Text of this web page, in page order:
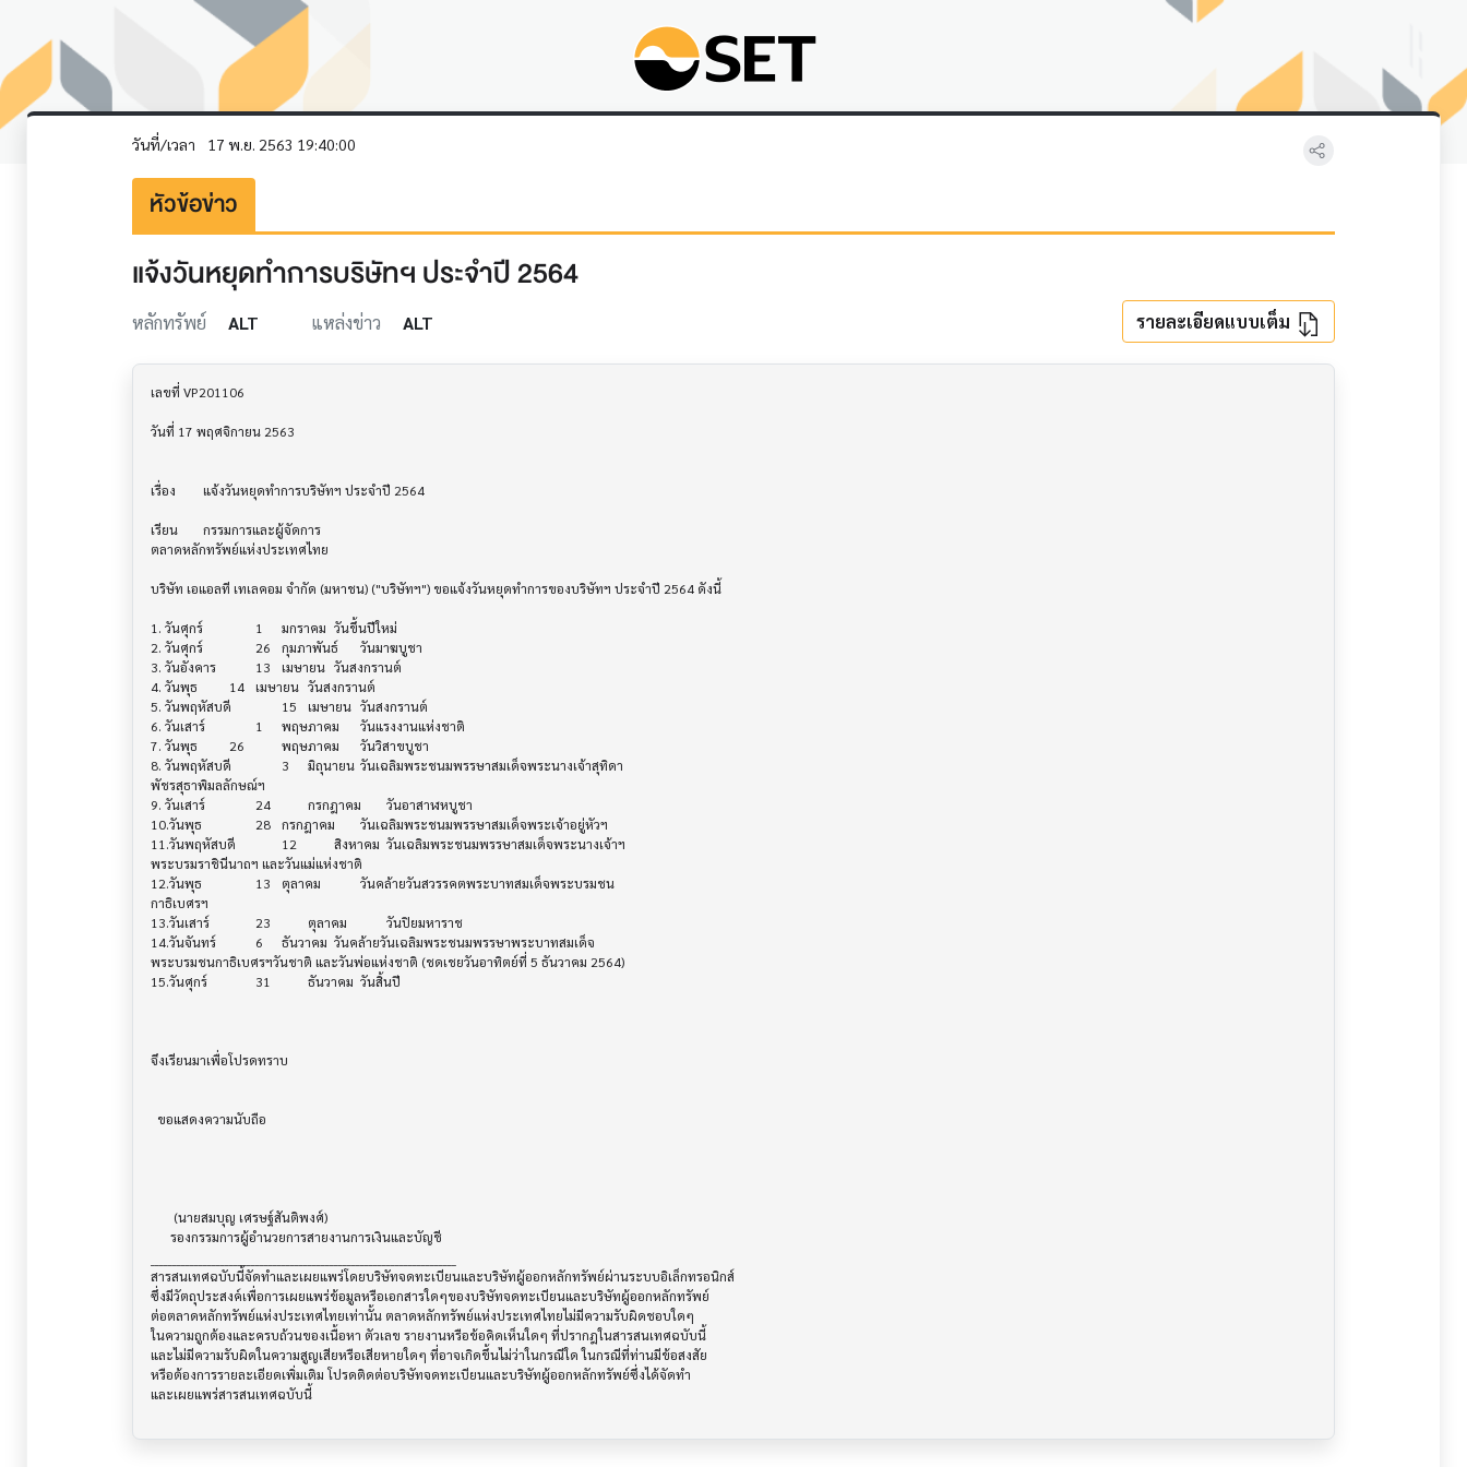
วันที่/เวลา 17 พ.ย. 2563 19:40:00
หัวข้อข่าว
แจ้งวันหยุดทำการบริษัทฯ ประจำปี 2564
หลักทรัพย์ ALT แหล่งข่าว ALT รายละเอียดแบบเต็ม
เลขที่ VP201106
วันที่ 17 พฤศจิกายน 2563
เรื่อง	แจ้งวันหยุดทำการบริษัทฯ ประจำปี 2564
เรียน	กรรมการและผู้จัดการ
ตลาดหลักทรัพย์แห่งประเทศไทย
บริษัท เอแอลที เทเลคอม จำกัด (มหาชน) ("บริษัทฯ") ขอแจ้งวันหยุดทำการของบริษัทฯ ประจำปี 2564 ดังนี้
1. วันศุกร์		1	มกราคม 	วันขึ้นปีใหม่
2. วันศุกร์	 	26 	กุมภาพันธ์	วันมาฆบูชา
3. วันอังคาร		13  	เมษายน 	วันสงกรานต์
4. วันพุธ	 	14  	เมษายน 	วันสงกรานต์
5. วันพฤหัสบดี		15  	เมษายน 	วันสงกรานต์
6. วันเสาร์	  	1     	พฤษภาคม 	วันแรงงานแห่งชาติ
7. วันพุธ		26   	พฤษภาคม 	วันวิสาขบูชา
8. วันพฤหัสบดี		3	มิถุนายน	วันเฉลิมพระชนมพรรษาสมเด็จพระนางเจ้าสุทิดา
พัชรสุธาพิมลลักษณ์ฯ
9. วันเสาร์		24   	กรกฎาคม	วันอาสาฬหบูชา
10.วันพุธ		28 	กรกฎาคม	วันเฉลิมพระชนมพรรษาสมเด็จพระเจ้าอยู่หัวฯ
11.วันพฤหัสบดี		12   	สิงหาคม	วันเฉลิมพระชนมพรรษาสมเด็จพระนางเจ้าฯ
พระบรมราชินีนาถฯ และวันแม่แห่งชาติ
12.วันพุธ		13	ตุลาคม		วันคล้ายวันสวรรคตพระบาทสมเด็จพระบรมชน
กาธิเบศรฯ
13.วันเสาร์	 	23   	ตุลาคม 		วันปิยมหาราช
14.วันจันทร์	 	6     	ธันวาคม 	วันคล้ายวันเฉลิมพระชนมพรรษาพระบาทสมเด็จ
พระบรมชนกาธิเบศรฯวันชาติ และวันพ่อแห่งชาติ (ชดเชยวันอาทิตย์ที่ 5 ธันวาคม 2564)
15.วันศุกร์		31   	ธันวาคม 	วันสิ้นปี
จึงเรียนมาเพื่อโปรดทราบ
สารสนเทศฉบับนี้จัดทำและเผยแพร่โดยบริษัทจดทะเบียนและบริษัทผู้ออกหลักทรัพย์ผ่านระบบอิเล็กทรอนิกส์
ซึ่งมีวัตถุประสงค์เพื่อการเผยแพร่ข้อมูลหรือเอกสารใดๆของบริษัทจดทะเบียนและบริษัทผู้ออกหลักทรัพย์
ต่อตลาดหลักทรัพย์แห่งประเทศไทยเท่านั้น ตลาดหลักทรัพย์แห่งประเทศไทยไม่มีความรับผิดชอบใดๆ
ในความถูกต้องและครบถ้วนของเนื้อหา ตัวเลข รายงานหรือข้อคิดเห็นใดๆ ที่ปรากฎในสารสนเทศฉบับนี้
และไม่มีความรับผิดในความสูญเสียหรือเสียหายใดๆ ที่อาจเกิดขึ้นไม่ว่าในกรณีใด ในกรณีที่ท่านมีข้อสงสัย
หรือต้องการรายละเอียดเพิ่มเติม โปรดติดต่อบริษัทจดทะเบียนและบริษัทผู้ออกหลักทรัพย์ซึ่งได้จัดทำ